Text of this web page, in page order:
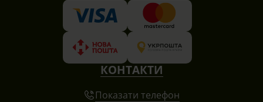
КОНТАКТИ
Показати телефон